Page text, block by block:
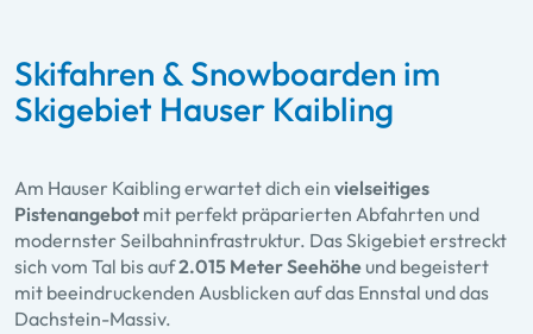
Skifahren & Snowboarden im
Skigebiet Hauser Kaibling
Am Hauser Kaibling erwartet dich ein vielseitiges
Pistenangebot mit perfekt präparierten Abfahrten und
modernster Seilbahninfrastruktur. Das Skigebiet erstreckt
sich vom Tal bis auf2.015 Meter Seehöhe und begeistert
mit beeindruckenden Ausblicken auf das Ennstal und das
Dachstein-Massiv.